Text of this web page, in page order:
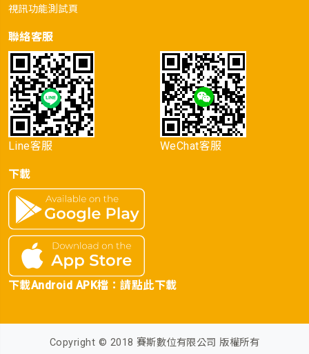
視訊功能測試頁
聯絡客服
Line客服 WeChat客服
下載
下載Android APK檔：請點此下載
Copyright © 2018 賽斯數位有限公司 版權所有